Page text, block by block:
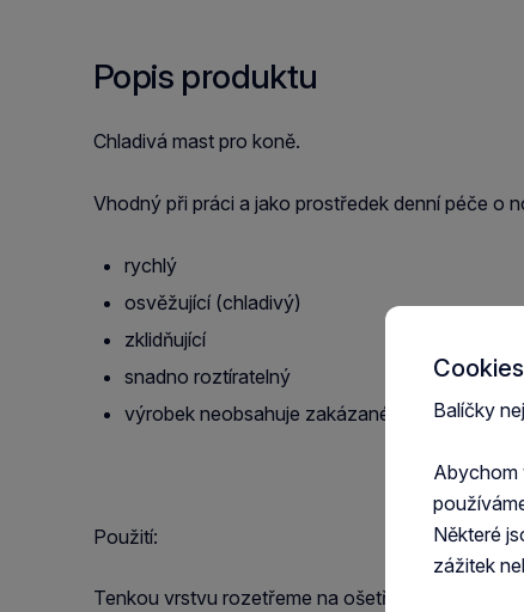
Popis produktu
Chladivá mast pro koně.
Vhodný při práci a jako prostředek denní péče o
rychlý
osvěžující (chladivý)
zklidňující
snadno roztíratelný
výrobek neobsahuje zakázané dopingové
Použití:
Tenkou vrstvu rozetřeme na ošetřované místo.
Cookies
Balíčky
Abychom
Některé
zážitek